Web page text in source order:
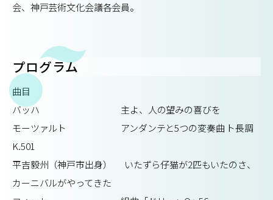
会、神戸芸術文化会議各会員。
プログラム
曲目
バッハ 主よ、人の望みの喜びを
モーツァルト アンダンテと5つの変奏曲 ト長調
K.501
平吉毅州（神戸市出身） いたずら仔猫が2匹もいたのさ、
カーニバルがやってきた